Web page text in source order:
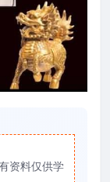
资料仅供学